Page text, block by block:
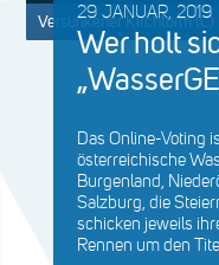
Versunkener Kirchturm (C)
29 JANUAR, 2019
Wer holt
Das Online-Voting
österreichische
Burgenland,
Salzburg, die
schicken jeweils
Rennen um den